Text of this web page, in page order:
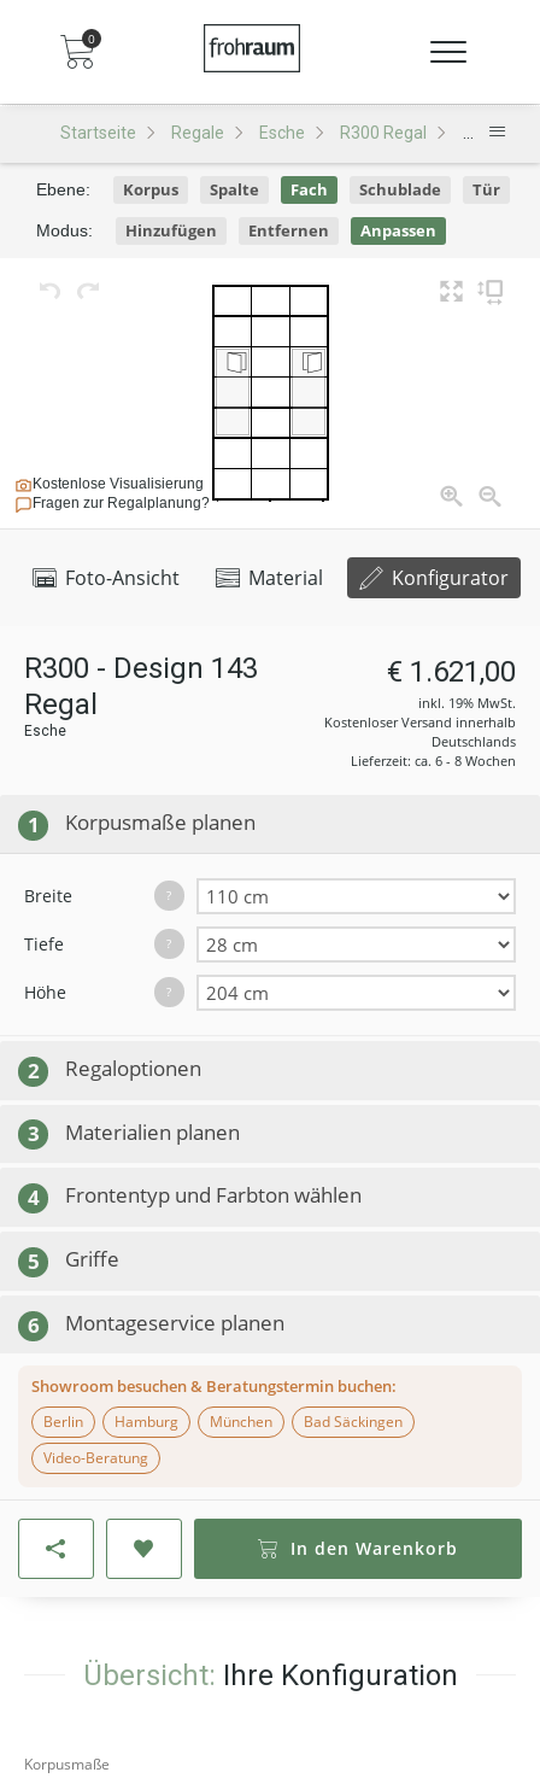
0
Startseite Regale Esche R300 Regal R300 -
Foto-Ansicht Material Konfigurator
Kostenlose Visualisierung
Fragen zur Regalplanung?
Ebene: Korpus Spalte Fach Schublade Tür
Modus: Hinzufügen Entfernen Anpassen
R300 - Design 143
Regal
Esche
€ 1.621,00
inkl. 19% MwSt.
Kostenloser Versand innerhalb
Deutschlands
Lieferzeit: ca. 6 - 8 Wochen
1 Korpusmaße planen
Breite ?
Tiefe ?
Höhe ?
2 Regaloptionen
3 Materialien planen
4 Frontentyp und Farbton wählen
5 Griffe
6 Montageservice planen
Showroom besuchen & Beratungstermin buchen:
Berlin
Hamburg München
Bad Säckingen
Video-Beratung
In den Warenkorb
Übersicht: Ihre Konfiguration
Korpusmaße